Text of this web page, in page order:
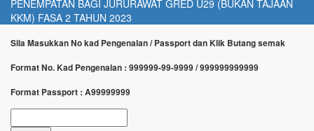
PENEMPATAN BAGI JURURAWAT GRED U29 (BUKAN TAJAAN
KKM) FASA 2 TAHUN 2023
Sila Masukkan No kad Pengenalan / Passport dan Klik Butang semak
Format No. Kad Pengenalan : 999999-99-9999 / 999999999999
Format Passport : A99999999